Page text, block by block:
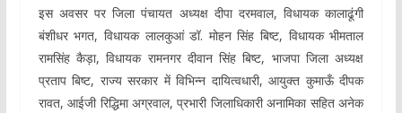
इस अवसर पर जिला पंचायत अध्यक्ष दीपा दरमवाल, विधायक कालाढूंगी
बंशीधर भगत, विधायक लालकुआं डॉ. मोहन सिंह बिष्ट, विधायक भीमताल
रामसिंह कैड़ा, विधायक रामनगर दीवान सिंह बिष्ट, भाजपा जिला अध्यक्ष
प्रताप बिष्ट, राज्य सरकार में विभिन्न दायित्वधारी, आयुक्त कुमाऊँ दीपक
रावत, आईजी रिद्धिमा अग्रवाल, प्रभारी जिलाधिकारी अनामिका सहित अनेक